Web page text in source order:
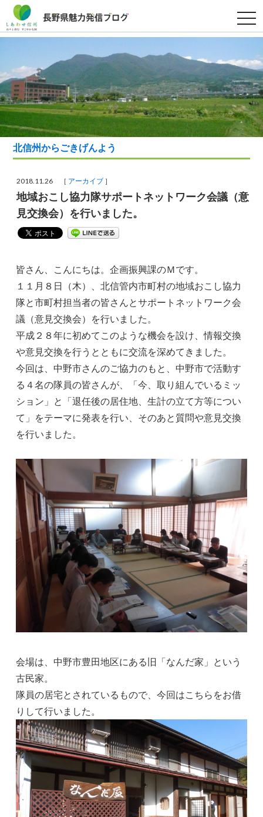
t
o
g
e
n
a
v
i
g
a
t
i
o
北信州からごきげんよう
2018.11.26 ［ アーカイブ ］
地域おこし協力隊サポートネットワーク会議（意
見交換会）を行いました。
皆さん、こんにちは。企画振興課のＭです。
１１月８日（木）、北信管内市町村の地域おこし協力
隊と市町村担当者の皆さんとサポートネットワーク会
議（意見交換会）を行いました。
平成２８年に初めてこのような機会を設け、情報交換
や意見交換を行うとともに交流を深めてきました。
今回は、中野市さんのご協力のもと、中野市で活動す
る４名の隊員の皆さんが、「今、取り組んでいるミッ
ション」と「退任後の居住地、生計の立て方等につい
て」をテーマに発表を行い、そのあと質問や意見交換
を行いました。
会場は、中野市豊田地区にある旧「なんだ家」という
古民家。
隊員の居宅とされているもので、今回はこちらをお借
りして行いました。